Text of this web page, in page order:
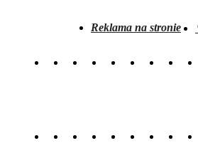
Reklama na stronie